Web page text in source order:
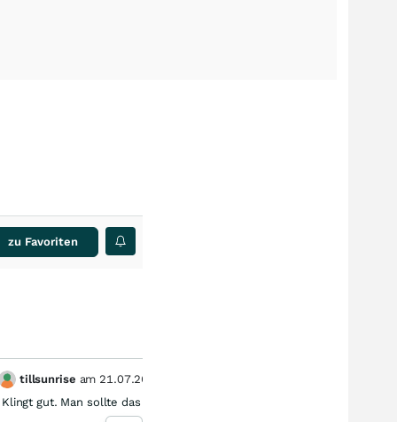
zu Favoriten
tillsunrise am 21.07.26
Klingt gut. Man sollte das aber auch in Relation setzen.